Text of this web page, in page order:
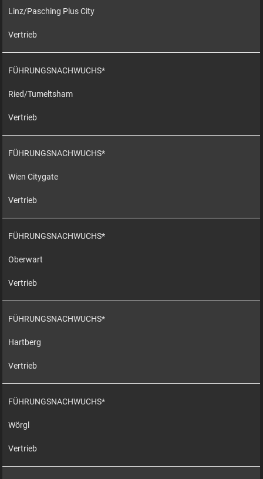
Linz/Pasching Plus City
Vertrieb
FÜHRUNGSNACHWUCHS*
Ried/Tumeltsham
Vertrieb
FÜHRUNGSNACHWUCHS*
Wien Citygate
Vertrieb
FÜHRUNGSNACHWUCHS*
Oberwart
Vertrieb
FÜHRUNGSNACHWUCHS*
Hartberg
Vertrieb
FÜHRUNGSNACHWUCHS*
Wörgl
Vertrieb